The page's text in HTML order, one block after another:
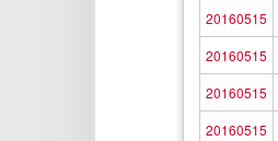
20160515
20160515
20160515
20160515